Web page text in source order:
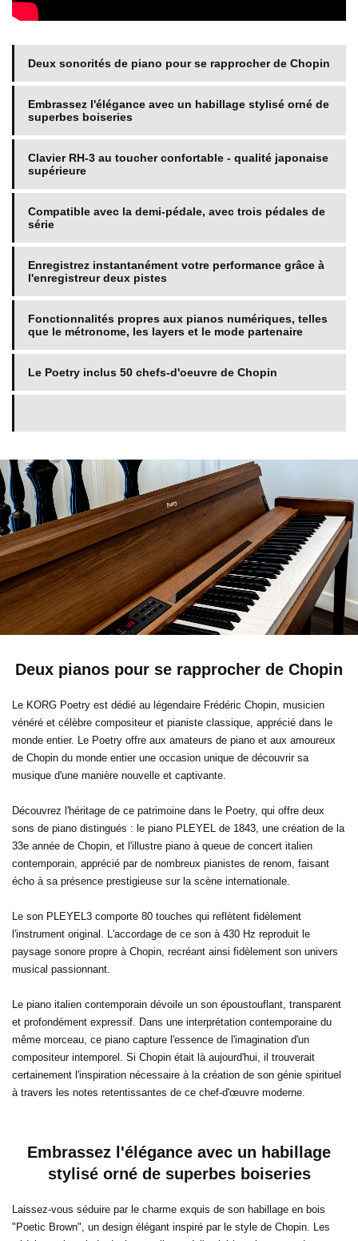
Deux sonorités de piano pour se rapprocher de Chopin
Embrassez l'élégance avec un habillage stylisé orné de
superbes boiseries
Clavier RH-3 au toucher confortable - qualité japonaise
supérieure
Compatible avec la demi-pédale, avec trois pédales de
série
Enregistrez instantanément votre performance grâce à
l'enregistreur deux pistes
Fonctionnalités propres aux pianos numériques, telles
que le métronome, les layers et le mode partenaire
Le Poetry inclus 50 chefs-d'oeuvre de Chopin
Deux pianos pour se rapprocher de Chopin
Le KORG Poetry est dédié au légendaire Frédéric Chopin, musicien
vénéré et célèbre compositeur et pianiste classique, apprécié dans le
monde entier. Le Poetry offre aux amateurs de piano et aux amoureux
de Chopin du monde entier une occasion unique de découvrir sa
musique d'une manière nouvelle et captivante.
Découvrez l'héritage de ce patrimoine dans le Poetry, qui offre deux
sons de piano distingués : le piano PLEYEL de 1843, une création de la
33e année de Chopin, et l'illustre piano à queue de concert italien
contemporain, apprécié par de nombreux pianistes de renom, faisant
écho à sa présence prestigieuse sur la scène internationale.
Le son PLEYEL3 comporte 80 touches qui reflètent fidèlement
l'instrument original. L'accordage de ce son à 430 Hz reproduit le
paysage sonore propre à Chopin, recréant ainsi fidèlement son univers
musical passionnant.
Le piano italien contemporain dévoile un son époustouflant, transparent
et profondément expressif. Dans une interprétation contemporaine du
même morceau, ce piano capture l'essence de l'imagination d'un
compositeur intemporel. Si Chopin était là aujourd'hui, il trouverait
certainement l'inspiration nécessaire à la création de son génie spirituel
à travers les notes retentissantes de ce chef-d'œuvre moderne.
Embrassez l'élégance avec un habillage
stylisé orné de superbes boiseries
Laissez-vous séduire par le charme exquis de son habillage en bois
"Poetic Brown", un design élégant inspiré par le style de Chopin. Les